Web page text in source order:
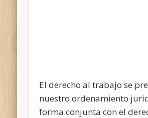
El derecho al trabajo se
nuestro ordenamiento
forma conjunta con el